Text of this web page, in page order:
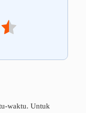
waktu. Untuk